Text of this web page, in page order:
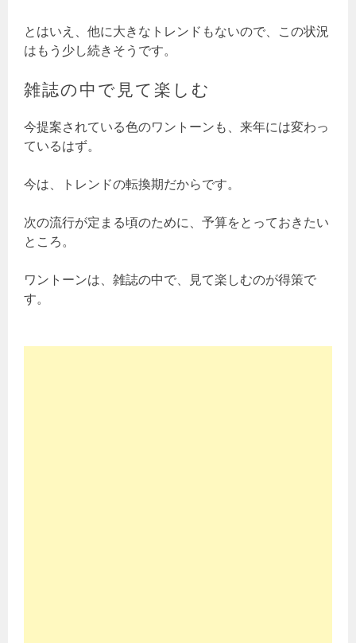
とはいえ、他に大きなトレンドもないので、この状況
はもう少し続きそうです。
雑誌の中で見て楽しむ
今提案されている色のワントーンも、来年には変わっ
ているはず。
今は、トレンドの転換期だからです。
次の流行が定まる頃のために、予算をとっておきたい
ところ。
ワントーンは、雑誌の中で、見て楽しむのが得策で
す。